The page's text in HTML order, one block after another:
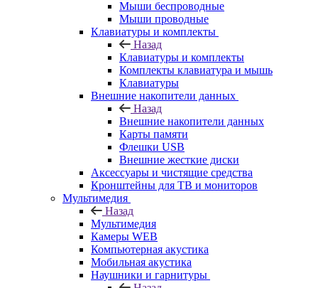
Мыши беспроводные
Мыши проводные
Клавиатуры и комплекты
Назад
Клавиатуры и комплекты
Комплекты клавиатура и мышь
Клавиатуры
Внешние накопители данных
Назад
Внешние накопители данных
Карты памяти
Флешки USB
Внешние жесткие диски
Аксессуары и чистящие средства
Кронштейны для ТВ и мониторов
Мультимедия
Назад
Мультимедия
Камеры WEB
Компьютерная акустика
Мобильная акустика
Наушники и гарнитуры